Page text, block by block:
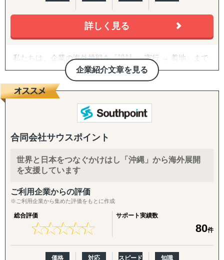
詳しく見る
企業紹介文章を見る
私たちは、企業の海外挑戦を「設計 → 実行 → 着地」まで
一気通貫で伴走支援します。
『どの国が最適か？』を見極めるゼロ→イチの意思決定か
進出後に必ず直面する現地でのマーケティング課題まで主
要各国に常駐するメンバーが、現地起点で一貫してサポー
トします。
これまでの支援歴は20年以上、実績は1,500社を超えまし
た。
継続して支援できる体制を構築しています。
------------------------------------
■ サポート対象国（グループ別）
↳ ASEAN主要国：タイ・ベトナム・マレーシア・カンボ
ジア・インドネシア・フィリピン・ラオス
合同会社サウスポイント
世界と日本をつなぐかけはし「沖縄」から海外展開
を支援しています
ご利用企業からの評価
※ご利用企業から集めた評価をもとに作成
総合評価
★★★★★
★★★★★
サポート実績数
80件
価格 対応 スピード 知識